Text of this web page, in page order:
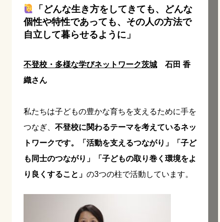
「どんな生き方をしてきても、どんな
個性や特性であっても、その人の方法で
自立して暮らせるように」
不登校・多様な学びネットワーク茨城 石田 香
織さん
私たちは子どもの豊かな育ちを支えるために手を
つなぎ、 不登校に関わるテーマを考えているネッ
トワークです。「活動を支えるつながり」「子ど
も同士のつながり」「子どもの取り巻く環境をよ
り良くすること」 の3つの柱で活動しています。